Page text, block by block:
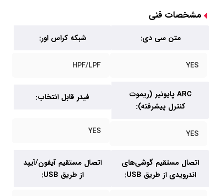
مشخصات فنی
متن سی دی:
YES
شبکه کراس اور:
HPF/LPF
ARC پایونیر (ریموت
کنترل پیشرفته):
YES
فیدر قابل انتخاب:
YES
اتصال مستقیم گوشی‌های
اندرویدی از طریق USB:
اتصال مستقیم آیفون/آیپد
از طریق USB: